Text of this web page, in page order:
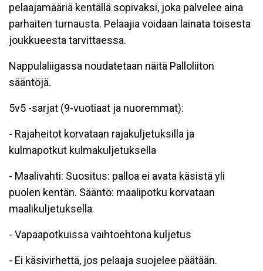
pelaajamääriä kentällä sopivaksi, joka palvelee aina
parhaiten turnausta. Pelaajia voidaan lainata toisesta
joukkueesta tarvittaessa.
Nappulaliigassa noudatetaan näitä Palloliiton
sääntöjä.
5v5 -sarjat (9-vuotiaat ja nuoremmat):
- Rajaheitot korvataan rajakuljetuksilla ja
kulmapotkut kulmakuljetuksella
- Maalivahti: Suositus: palloa ei avata käsistä yli
puolen kentän. Sääntö: maalipotku korvataan
maalikuljetuksella
- Vapaapotkuissa vaihtoehtona kuljetus
- Ei käsivirhettä, jos pelaaja suojelee päätään.